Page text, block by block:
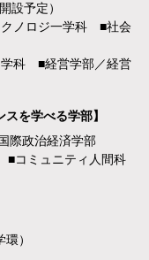
設予定）
クノロジ一学科 ■社会
学科 ■経営学部／経営
を学べる学部】
政治経済学部
コミュニティ人間科
）